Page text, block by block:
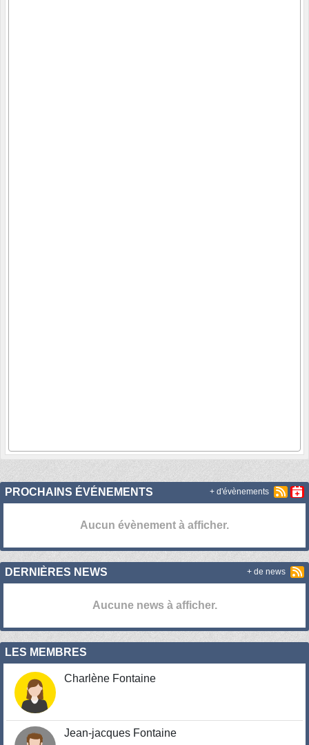
PROCHAINS ÉVÉNEMENTS
Aucun évènement à afficher.
+ d'évènements
DERNIÈRES NEWS
Aucune news à afficher.
+ de news
LES MEMBRES
Charlène Fontaine
Jean-jacques Fontaine